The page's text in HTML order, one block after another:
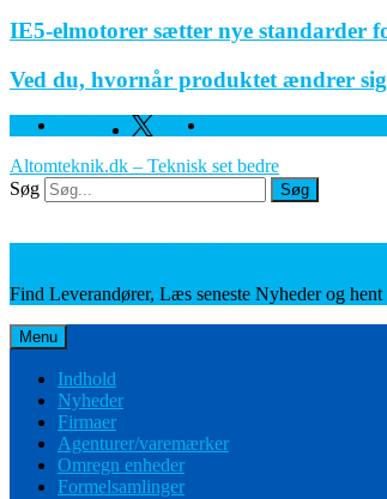
IE5-elmotorer sætter nye standarder
Ved du, hvornår produktet ændrer
Facebook Twitter
Altomteknik.dk – Teknisk set bedre
Søg
Søg
Find Leverandører, Læs seneste Nyheder og hent
Menu
Indhold
Nyheder
Firmaer
Agenturer/varemærker
Omregn enheder
Formelsamlinger